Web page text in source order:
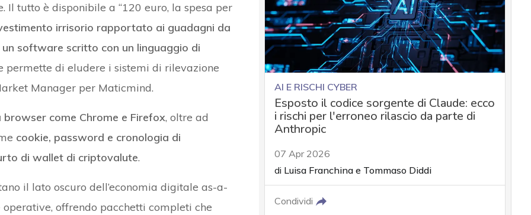
tutto è disponibile a “120 euro, la spesa per
irrisorio rapportato ai guadagni da
un software scritto con un linguaggio di
permette di eludere i sistemi di rilevazione
Manager per Maticmind.
come Chrome e Firefox, oltre ad
cookie, password e cronologia di
di wallet di criptovalute.
il lato oscuro dell’economia digitale as-a-
offrendo pacchetti completi che
AI E RISCHI CYBER
Esposto il codice sorgente di Claude: ecco
i rischi per l'erroneo rilascio da parte di
Anthropic
07 Apr 2026
di Luisa Franchinae Tommaso Diddi
Condividi